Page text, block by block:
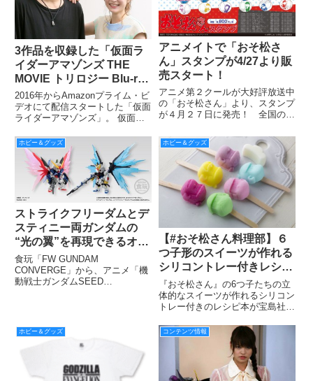
3作品を収録した「仮面ラ
イダーアマゾンズ THE
MOVIE トリロジー Blu-ray
BOX」が10月3日(水)発
売！初回封入特典ブックレ
ットに6組のレア対談掲載!!
さらに購入者対象トークイ
ベントも!!!
2016年からAmazonプライム・ビ
デオにて配信スタートした「仮面
ライダーアマゾンズ」。 仮面ラ
る「アクション性」「怪奇性」に
立ち還り、仮面ライダーの“牙”を
取り戻すために始動したプロジ
アニメイトで「おそ松さ
ん」スタンプが4/27より販
売スタート！
アニメ第２クールが大好評放送中
の「おそ松さん」より、スタンプ
が４月２７日に発売！ 全国のア
ンショップにて予約受付中です！
ホビー＆グッズ
ストライクフリーダムとデ
スティニー両ガンダムの
“光の翼”を再現できるオプ
ションセットが食玩「FW
GUNDAM CONVERGE」
に限定で登場
食玩「FW GUNDAM
CONVERGE」から、アニメ「機
動戦士ガンダムSEED
べる食玩オプション『FW
GUNDAM CONVERGE
ホビー＆グッズ
【#おそ松さん料理部】６
つ子形のスイーツが作れる
シリコントレー付きレシピ
本 7/25発売！キュートな６
つ子＆松形のスイーツが簡
単に！ いろんな“推し
松”を作ってみよう♪
『おそ松さん』の6つ子たちの立
体的なスイーツが作れるシリコン
トレー付きのレシピ本が宝島社か
BOOK」ではチョコレートやゼリ
ー、今川焼き風など、6つ子それ
ぞれのイメージカラーやストーリ
ーにちなんだスイーツレシピを紹
ホビー＆グッズ コンテンツ情報